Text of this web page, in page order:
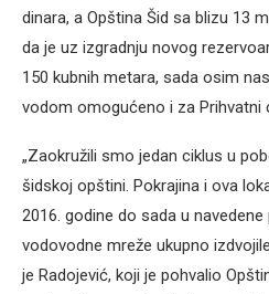
dinara, a Opština Šid sa blizu 13
da je uz izgradnju novog
150 kubnih metara, sada osim
vodom omogućeno i za Prihvatni
„Zaokružili smo jedan ciklus u
šidskoj opštini. Pokrajina i ova
2016. godine do sada u
vodovodne mreže ukupno
je Radojević, koji je pohvalio